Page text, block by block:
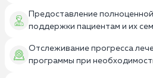
Предоставление
поддержки пациентам и их
Отслеживание прогресса
программы при